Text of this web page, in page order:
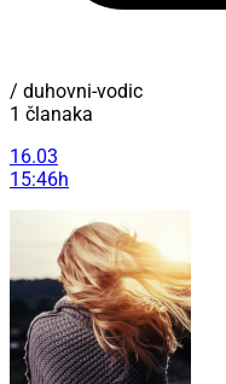
/ duhovni-vodic
1 članaka
16.03
15:46h